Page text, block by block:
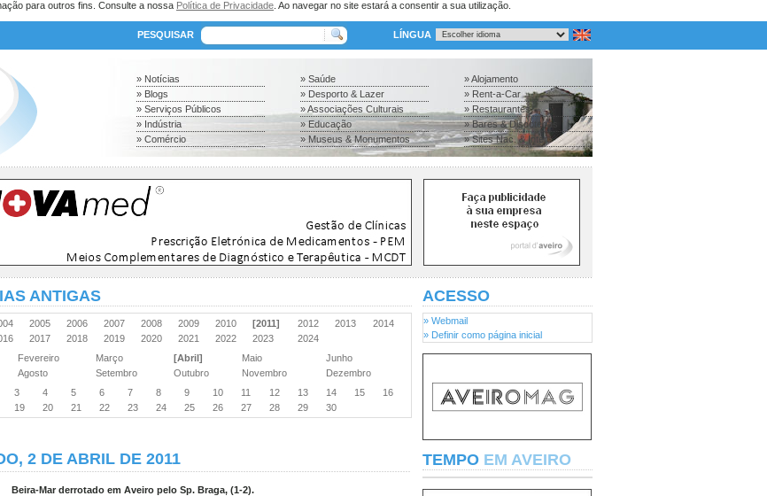
para outros fins. Consulte a nossa Política de Privacidade . Ao navegar no site estará a consentir a sua utilização.
PESQUISAR LÍNGUA
» Notícias
» Blogs
» Serviços Públicos
» Indústria
» Comércio
» Saúde
» Desporto & Lazer
» Associações Culturais
» Educação
» Museus & Monumentos
» Alojamento
» Rent-a-Car
» Restaurantes
» Bares & Discotecas
» Sites Nac. & Inter.
ANTIGAS
2005 2006 2007 2008 2009 2010 [2011] 2012 2013
2014
2017 2018 2019 2020 2021 2022 2023
2024
Fevereiro Março [Abril] Maio
Junho
Agosto Setembro Outubro Novembro
Dezembro
3 4 5 6 7 8 9 10 11 12 13 14 15
16
19 20 21 22 23 24 25 26 27 28 29 30
2 DE ABRIL DE 2011
Beira-Mar derrotado em Aveiro pelo Sp. Braga, (1-2).
ACESSO
» Webmail
» Definir como página inicial
TEMPO EM AVEIRO